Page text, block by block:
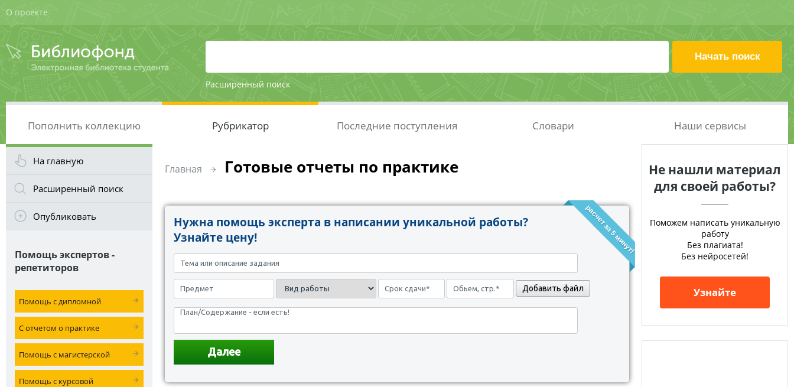
О проекте
Расширенный поиск
Пополнить коллекцию Рубрикатор Последние поступления Словари Наши сервисы
На главную
Расширенный поиск
Опубликовать
Помощь экспертов -
репетиторов
Помощь с дипломной
С отчетом о практике
Помощь с магистерской
Помощь с курсовой
Главная Готовые отчеты по практике
расчет за 5 минут!
Нужна помощь эксперта в написании уникальной работы?
Узнайте цену!
Добавить файл
Не нашли материал
для своей работы?
Поможем написать уникальную
работу
Без плагиата!
Без нейросетей!
Узнайте